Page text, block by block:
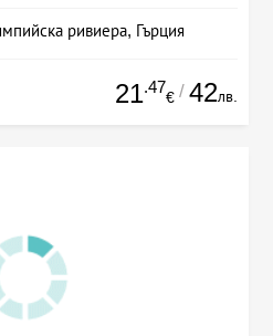
ривиера, Гърция
21.47
€ / 42лв.